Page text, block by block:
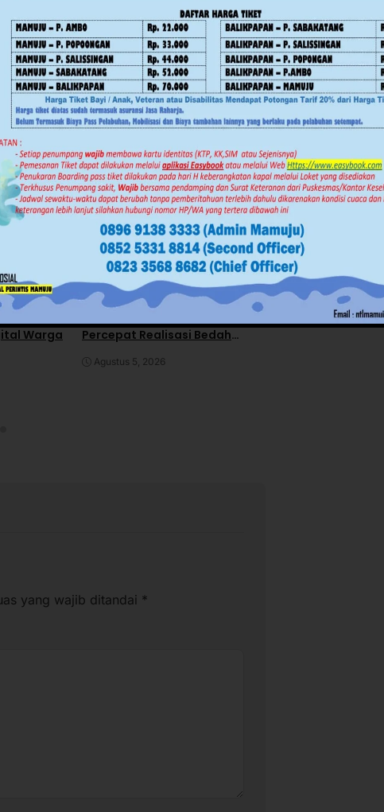
Rawan
Warga
Kuota 5.250 BSPS, Gubernur
SDK Minta Kabupaten
Percepat Realisasi Bedah
Rumah
Agustus 5, 2026
Gas di DPRD
Pengacara Kabur
Rapat
Juli 30, 2026
Rawan
Warga
AdvertorialDaerah
MamujuNews
Pemerintahan
Kuota 5.250 BSPS, Gubernur
SDK Minta Kabupaten
Percepat Realisasi Bedah
Agustus 5, 2026
RDP IJS dan PT
Gas di DPRD
Pengacara Kabur
yang wajib ditandai *